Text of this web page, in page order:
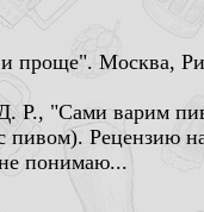
Москва,
Р., "Сами варим
пивом). Рецензию
понимаю...